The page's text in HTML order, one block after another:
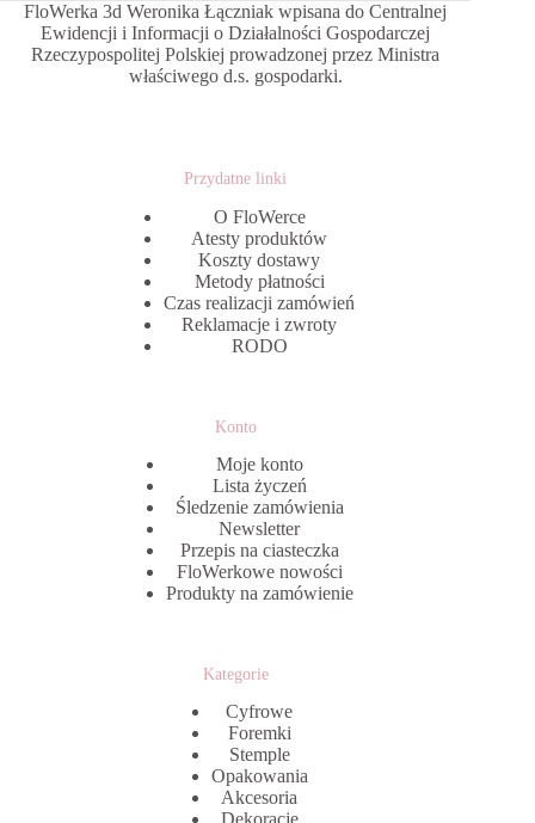
FloWerka 3d Weronika Łączniak wpisana do Centralnej
Ewidencji i Informacji o Działalności Gospodarczej
Rzeczypospolitej Polskiej prowadzonej przez Ministra
właściwego d.s. gospodarki.
Przydatne linki
O FloWerce
Atesty produktów
Koszty dostawy
Metody płatności
Czas realizacji zamówień
Reklamacje i zwroty
RODO
Konto
Moje konto
Lista życzeń
Śledzenie zamówienia
Newsletter
Przepis na ciasteczka
FloWerkowe nowości
Produkty na zamówienie
Kategorie
Cyfrowe
Foremki
Stemple
Opakowania
Akcesoria
Dekoracje